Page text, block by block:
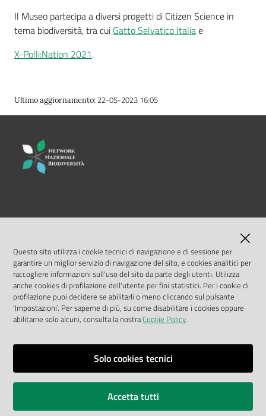
Monitoraggio
SNB2030
su
Il Museo partecipa a diversi progetti di Citizen Science in
tema biodiversità, tra cui Gatto Selvatico Italiae
X-Polli:Nation 2021.
Ultimo aggiornamento: 22-05-2023 16:05
LINK UTILI
MASE
ISPRA
Geoportale Nazionale
Biocase
Vai alla pagina
Note legali
Questo sito utilizza i cookie tecnici di navigazione e di sessione per
garantire un miglior servizio di navigazione del sito, e cookies analitici per
raccogliere informazioni sull'uso del sito da parte degli utenti. Utilizza
anche cookies di profilazione dell'utente per fini statistici. Per i cookie di
profilazione puoi decidere se abilitarli o meno cliccando sul pulsante
'Impostazioni'. Per saperne di più, su come disabilitare i cookies oppure
abilitarne solo alcuni, consulta la nostraCookie Policy.
Solo cookies tecnici
Accetta tutti